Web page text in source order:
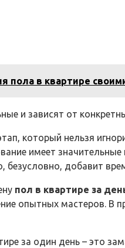
пола в квартире
и зависят от
который нельзя
имеет
добавит
пол в квартире за
опытных мастеров. В
за один день – это